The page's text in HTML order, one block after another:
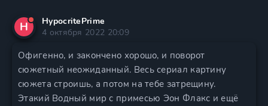
H
HypocritePrime
4 октября 2022 20:09
Офигенно, и закончено хорошо, и поворот
сюжетный неожиданный. Весь сериал картину
сюжета строишь, а потом на тебе затрещину.
Этакий Водный мир с примесью Эон Флакс и ещё